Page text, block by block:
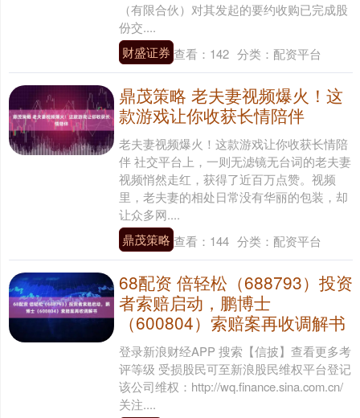
（有限合伙）对其发起的要约收购已完成股
份交....
财盛证券 查看： 142 分类： 配资平台
鼎茂策略 老夫妻视频爆火！这
款游戏让你收获长情陪伴
老夫妻视频爆火！这款游戏让你收获长情陪
伴 社交平台上，一则无滤镜无台词的老夫妻
视频悄然走红，获得了近百万点赞。视频
里，老夫妻的相处日常没有华丽的包装，却
让众多网....
鼎茂策略 查看： 144 分类： 配资平台
68配资 倍轻松（688793）投资
者索赔启动，鹏博士
（600804）索赔案再收调解书
登录新浪财经APP 搜索【信披】查看更多考
评等级 受损股民可至新浪股民维权平台登记
该公司维权：http://wq.finance.sina.com.cn/
关注....